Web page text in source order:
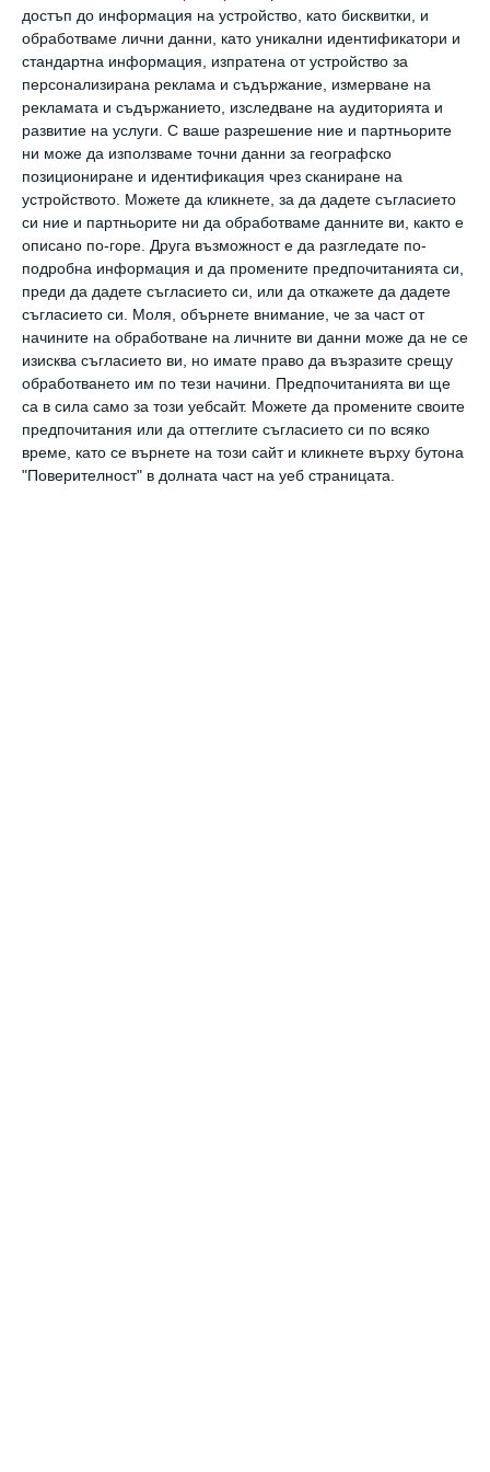
достъп до информация на устройство, като бисквитки, и
обработваме лични данни, като уникални идентификатори и
стандартна информация, изпратена от устройство за
персонализирана реклама и съдържание, измерване на
рекламата и съдържанието, изследване на аудиторията и
развитие на услуги. С ваше разрешение ние и партньорите
ни може да използваме точни данни за географско
позициониране и идентификация чрез сканиране на
устройството. Можете да кликнете, за да дадете съгласието
си ние и партньорите ни да обработваме данните ви, както е
описано по-горе. Друга възможност е да разгледате по-
подробна информация и да промените предпочитанията си,
преди да дадете съгласието си, или да откажете да дадете
съгласието си. Моля, обърнете внимание, че за част от
начините на обработване на личните ви данни може да не се
изисква съгласието ви, но имате право да възразите срещу
обработването им по тези начини. Предпочитанията ви ще
са в сила само за този уебсайт. Можете да промените своите
предпочитания или да оттеглите съгласието си по всяко
време, като се върнете на този сайт и кликнете върху бутона
"Поверителност" в долната част на уеб страницата.
Чрез избора на цветове и форма, детето
показва своите чувства - от най-
радостните до най-тъжните.
Важно е правилно да ги разчетете, защото
това ще ви помогне да го разбирате по-
добре и да му помогнете да се справи с
трудностите.
Ако детето е малко, може да му дадете
насоки в началото – като му подскажете, че
в природата има най-различни дървета:
големи дъбове, стройни тополи, красиви
елхи, пъстри брези и т.н. Но не опитвайте
да го моделирате, а го оставете само да